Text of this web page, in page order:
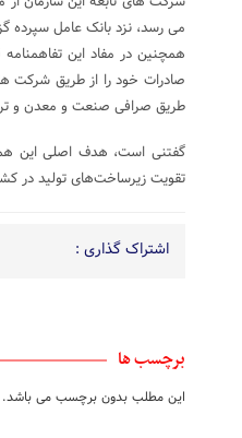
می رسد، نزد بانک عامل سپرده
همچنین در مفاد این
صادرات خود را از طریق شرکت
طریق صرافی صنعت و معدن و
گفتنی است، هدف اصلی این
تقویت زیرساخت‌های تولید در
اشتراک گذاری :
برچسب ها
این مطلب بدون برچسب می باشد.